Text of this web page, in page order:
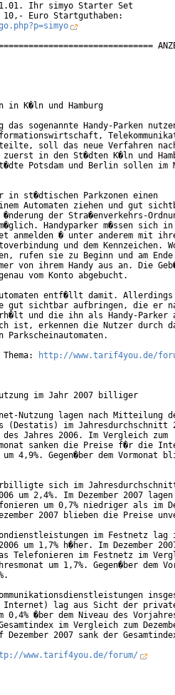
Ihr simyo Starter Set
Euro Startguthaben:
in K�ln und Hamburg
sogenannte Handy-Parken
soll das neue Verfahren
zuerst in den St�dten K�ln und
Potsdam und Berlin sollen im
in st�dtischen Parkzonen einen
Automaten ziehen und gut
der Stra�enverkehrs-
Handyparker m�ssen sich
anmelden � unter anderem mit
und dem Kennzeichen.
rufen sie zu Beginn und am
von ihrem Handy aus an. Die
vom Konto abgebucht.
entf�llt damit. Allerdings
gut sichtbar aufbringen, die er
und die ihn als Handy-Parker
ist, erkennen die Nutzer durch
Parkscheinautomaten.
http://www.tarif4you.de/
im Jahr 2007 billiger
Nutzung lagen nach Mitteilung
(Destatis) im Jahresdurchschnitt
des Jahres 2006. Im Vergleich zum
sanken die Preise f�r die
um 4,9%. Gegen�ber dem Vormonat
sich im
um 2,4%. Im Dezember 2007
um 0,7% niedriger als im
2007 blieben die Preise
im Festnetz lag
um 1,7% h�her. Im Dezember
Telefonieren im Festnetz im
um 1,7%. Gegen�ber dem
Internet) lag aus Sicht der
0,4% �ber dem Niveau des
im Vergleich zum
Dezember 2007 sank der
www.tarif4you.de/forum/